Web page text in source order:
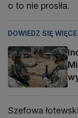
o to nie prosiła.
DOWIEDZ SIĘ
Szefowa